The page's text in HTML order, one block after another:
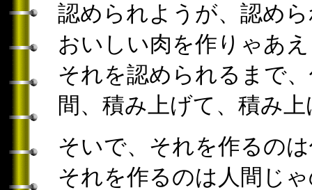
認められようが、認め
おいしい肉を作りゃあ
それを認められるまで
間、積み上げて、積み
そいで、それを作るの
それを作るのは人間じ